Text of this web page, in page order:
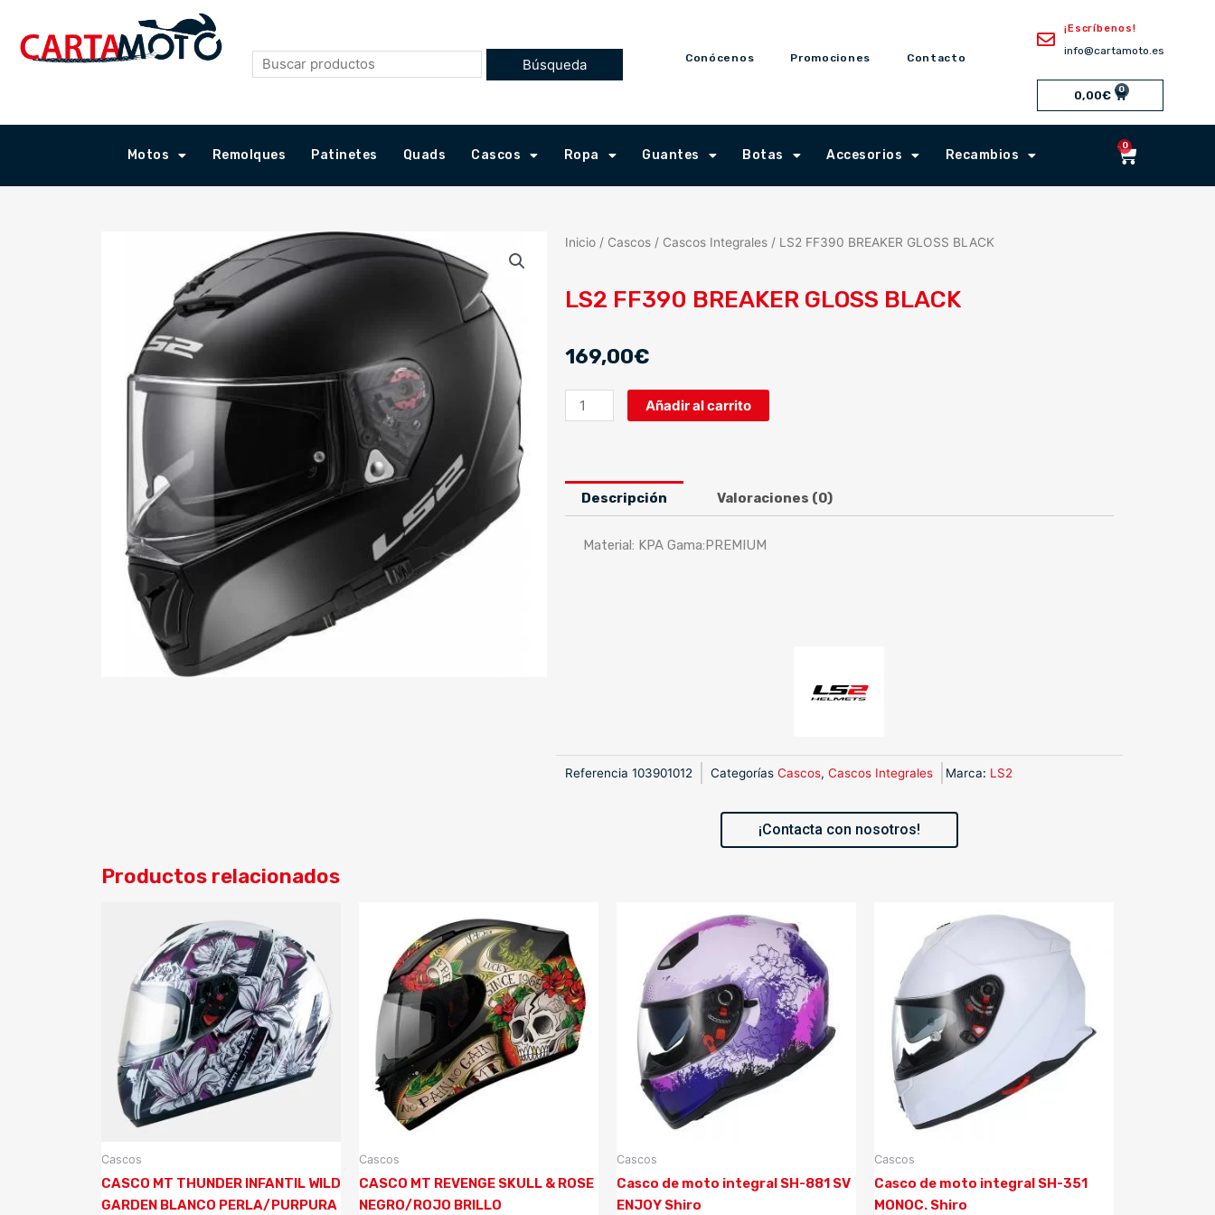
contenido
Conócenos Promociones Contacto
¡Escríbenos!
info@cartamoto.es
0,00€ 0Cart
Motos Remolques Patinetes Quads Cascos Ropa Guantes Botas Accesorios Recambios
0
Inicio/ Cascos/ Cascos Integrales/ LS2 FF390 BREAKER GLOSS BLACK
LS2 FF390 BREAKER GLOSS BLACK
169,00€
LS2
FF390
BLACK
cantidad
Añadir al carrito
Descripción Valoraciones (0)
Material: KPA Gama:PREMIUM
Referencia 103901012 Categorías Cascos, Cascos Integrales Marca: LS2
¡Contacta con nosotros!
Productos relacionados
Cascos
CASCO MT THUNDER INFANTIL WILD
GARDEN BLANCO PERLA/PURPURA
Cascos
CASCO MT REVENGE SKULL & ROSE
NEGRO/ROJO BRILLO
Cascos
Casco de moto integral SH-881 SV
ENJOY Shiro
Cascos
Casco de moto integral SH-351
MONOC. Shiro